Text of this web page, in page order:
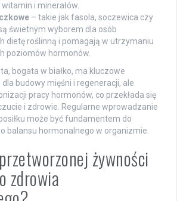
i minerałów.
– takie jak fasola, soczewica czy
świetnym wyborem dla osób
dietę roślinną i pomagają w utrzymaniu
poziomów hormonów.
bogata w białko, ma kluczowe
budowy mięśni i regeneracji, ale
pracy hormonów, co przekłada się
i zdrowie. Regularne wprowadzanie
może być fundamentem do
balansu hormonalnego w organizmie.
żywności
zdrowia